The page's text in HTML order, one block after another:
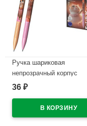
Ручка шариковая
непрозрачный корпус
(ErichKrause) Прима-
арт.65352 (Ст.50)
36 ₽